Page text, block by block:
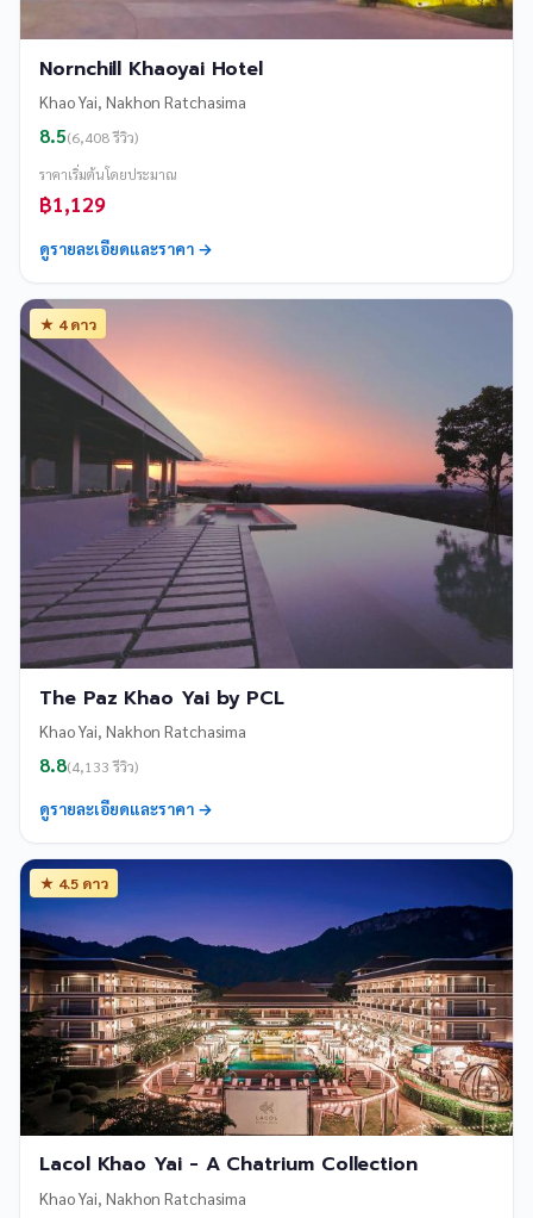
Nornchill Khaoyai Hotel
Khao Yai, Nakhon Ratchasima
8.5(6,408 รีวิว)
ราคาเริ่มต้นโดยประมาณ
฿1,129
ดูรายละเอียดและราคา →
★ 4 ดาว
The Paz Khao Yai by PCL
Khao Yai, Nakhon Ratchasima
8.8(4,133 รีวิว)
ดูรายละเอียดและราคา →
★ 4.5 ดาว
Lacol Khao Yai - A Chatrium Collection
Khao Yai, Nakhon Ratchasima